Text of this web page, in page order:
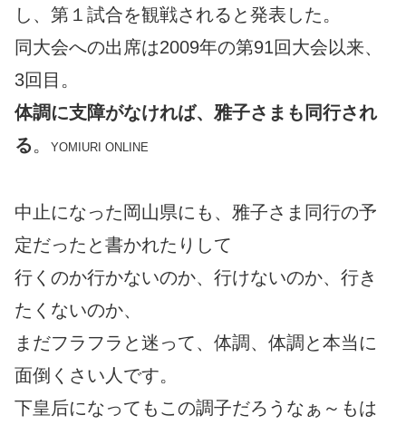
し、第１試合を観戦されると発表した。
同大会への出席は2009年の第91回大会以来、
3回目。
体調に支障がなければ、雅子さまも同行され
る。 YOMIURI ONLINE
中止になった岡山県にも、雅子さま同行の予
定だったと書かれたりして
行くのか行かないのか、行けないのか、行き
たくないのか、
まだフラフラと迷って、体調、体調と本当に
面倒くさい人です。
下皇后になってもこの調子だろうなぁ～もは